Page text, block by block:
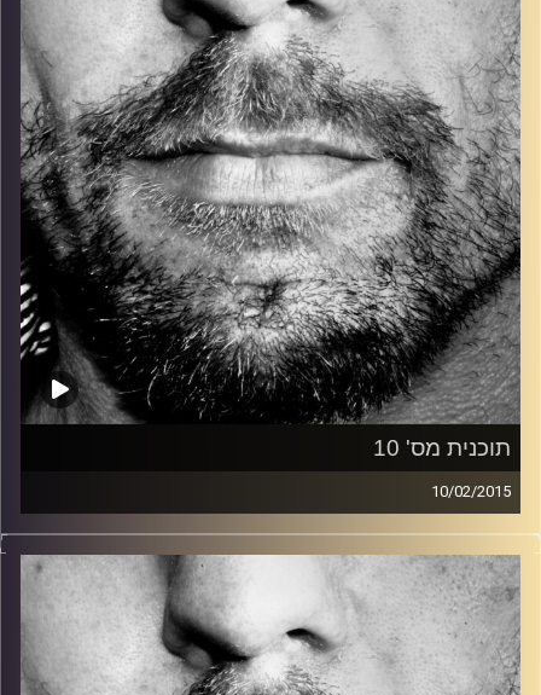
קרדיט תמונות: David Goehring
תוכנית מס' 10
10/02/2015
זיפים, מוזיקה מחוספסת של הופעות חיות. הרבה ג'אם, רוק,
בלוז, bluegrass, ג'אז, Fאנק, פרוגרסיב ואפילו אלקטרוניקה.
כל מה שחי, אמיתי ונושם.
עם שמוליק רגב.
קרדיט תמונות: David Goehring